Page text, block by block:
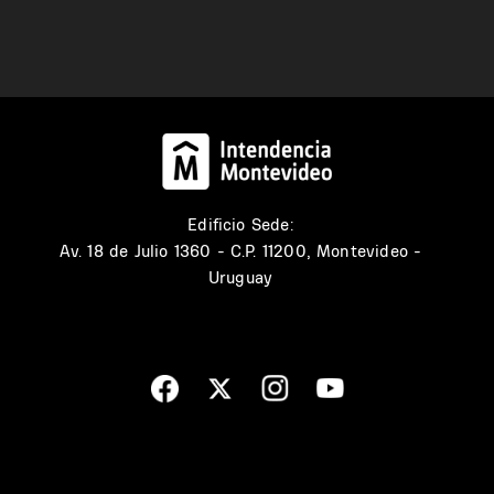
Edificio Sede:
Av. 18 de Julio 1360 - C.P. 11200, Montevideo -
Uruguay